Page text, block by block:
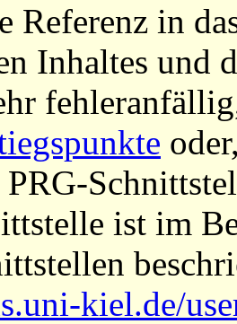
Referenz in
Inhaltes und
ist im
kiel.de/